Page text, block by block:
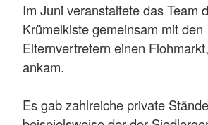
Im Juni veranstaltete das Team
Krümelkiste gemeinsam mit den
Elternvertretern einen
ankam.
Es gab zahlreiche private